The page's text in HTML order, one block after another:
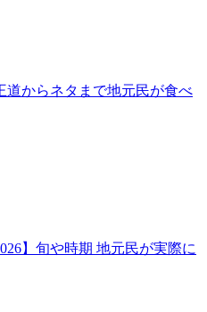
道からネタまで地元民が食べ
】旬や時期 地元民が実際に